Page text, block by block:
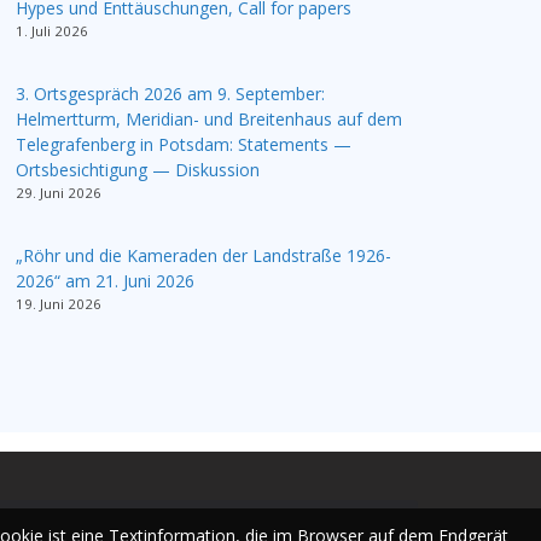
Hypes und Enttäuschungen, Call for papers
1. Juli 2026
3. Ortsgespräch 2026 am 9. September:
Helmertturm, Meridian- und Breitenhaus auf dem
Telegrafenberg in Potsdam: Statements —
Ortsbesichtigung — Diskussion
29. Juni 2026
„Röhr und die Kameraden der Landstraße 1926-
2026“ am 21. Juni 2026
19. Juni 2026
ist eine Textinformation, die im Browser auf dem Endgerät